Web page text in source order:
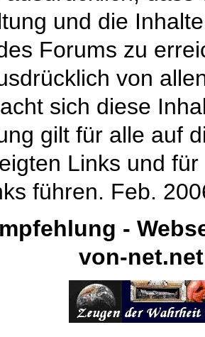
und die
Forums zu
von
sich diese
gilt für alle auf
Links und
führen. Feb.
-
von-net.net